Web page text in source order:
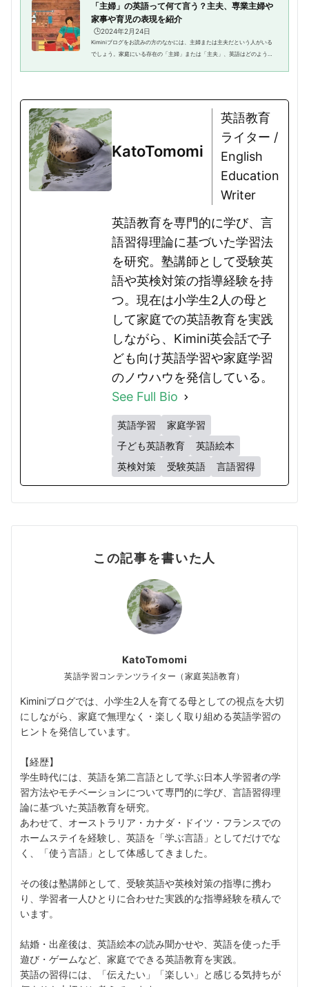
「主婦」の英語って何て言う？主夫、専業主婦や
家事や育児の表現を紹介
🕒️2024年2月24日
Kiminiブログをお読みの方のなかには、主婦または主夫だという人がいる
でしょう。家庭にいる存在の「主婦」または「主夫」、英語はどのような
KatoTomomi
英語教育
ライター /
English
Education
Writer
英語教育を専門的に学び、言
語習得理論に基づいた学習法
を研究。塾講師として受験英
語や英検対策の指導経験を持
つ。現在は小学生2人の母と
して家庭での英語教育を実践
しながら、Kimini英会話で子
ども向け英語学習や家庭学習
のノウハウを発信している。
See Full Bio
英語学習
家庭学習
子ども英語教育
英語絵本
英検対策
受験英語 言語習得
この記事を書いた人
KatoTomomi
英語学習コンテンツライター（家庭英語教育）
Kiminiブログでは、小学生2人を育てる母としての視点を大切
にしながら、家庭で無理なく・楽しく取り組める英語学習の
ヒントを発信しています。
【経歴】
学生時代には、英語を第二言語として学ぶ日本人学習者の学
習方法やモチベーションについて専門的に学び、言語習得理
論に基づいた英語教育を研究。
あわせて、オーストラリア・カナダ・ドイツ・フランスでの
ホームステイを経験し、英語を「学ぶ言語」としてだけでな
く、「使う言語」として体感してきました。
その後は塾講師として、受験英語や英検対策の指導に携わ
り、学習者一人ひとりに合わせた実践的な指導経験を積んで
います。
結婚・出産後は、英語絵本の読み聞かせや、英語を使った手
遊び・ゲームなど、家庭でできる英語教育を実践。
英語の習得には、「伝えたい」「楽しい」と感じる気持ちが